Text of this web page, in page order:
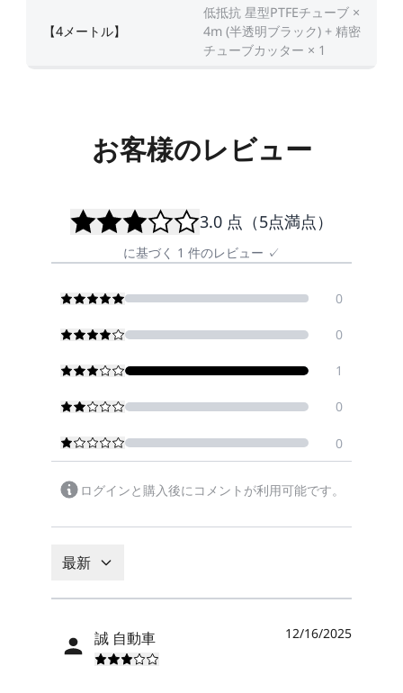
【4メートル】
低抵抗 星型PTFEチューブ ×
4m (半透明ブラック) + 精密
チューブカッター × 1
お客様のレビュー
3.0 点（5点満点）
に基づく 1 件のレビュー ✓
0
0
1
0
0
ログインと購入後にコメントが利用可能です。
最新
誠 自動車 12/16/2025